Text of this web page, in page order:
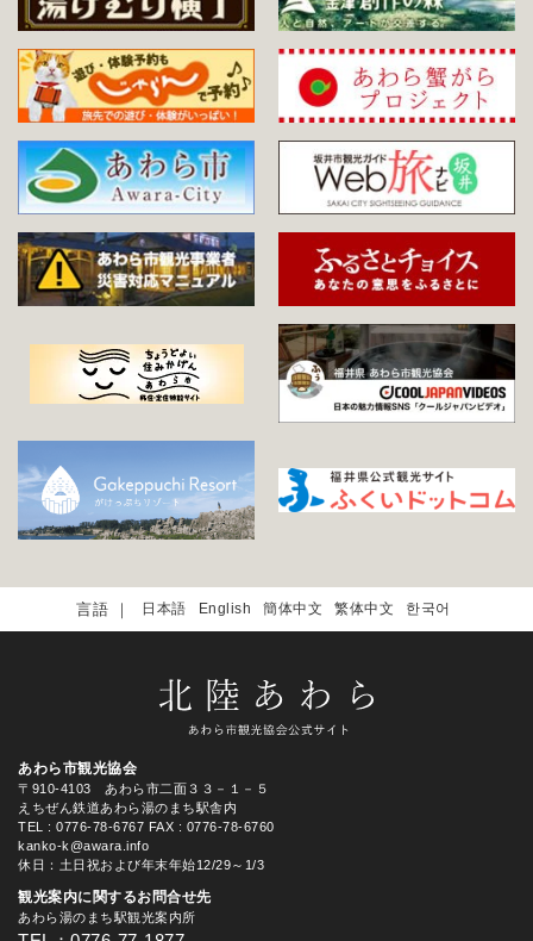
日本語 English 簡体中文 繁体中文 한국어
あわら市観光協会
〒910-4103 あわら市二面３３－１－５
えちぜん鉄道あわら湯のまち駅舎内
TEL
: 0776-78-6767 FAX : 0776-78-6760
kanko-k@awara.info
休日：土日祝および年末年始12/29～1/3
観光案内に関するお問合せ先
あわら湯のまち駅観光案内所